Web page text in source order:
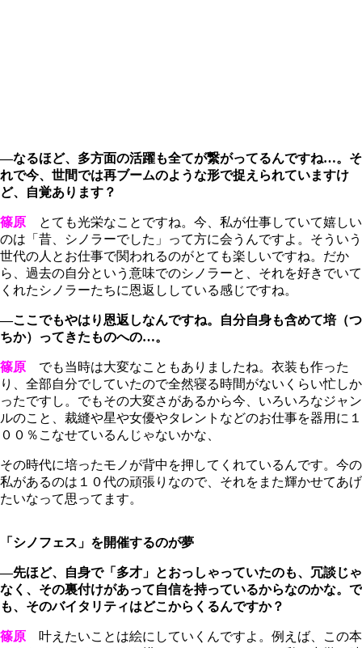
―なるほど、多方面の活躍も全てが繋がってるんですね…。そ
れで今、世間では再ブームのような形で捉えられていますけ
ど、自覚あります？
篠原 とても光栄なことですね。今、私が仕事していて嬉しい
のは「昔、シノラーでした」って方に会うんですよ。そういう
世代の人とお仕事で関われるのがとても楽しいですね。だか
ら、過去の自分という意味でのシノラーと、それを好きでいて
くれたシノラーたちに恩返ししている感じですね。
―ここでもやはり恩返しなんですね。自分自身も含めて培（つ
ちか）ってきたものへの…。
篠原 でも当時は大変なこともありましたね。衣装も作った
り、全部自分でしていたので全然寝る時間がないくらい忙しか
ったですし。でもその大変さがあるから今、いろいろなジャン
ルのこと、裁縫や星や女優やタレントなどのお仕事を器用に１
００％こなせているんじゃないかな、
その時代に培ったモノが背中を押してくれているんです。今の
私があるのは１０代の頑張りなので、それをまた輝かせてあげ
たいなって思ってます。
「シノフェス」を開催するのが夢
―先ほど、自身で「多才」とおっしゃっていたのも、冗談じゃ
なく、その裏付けがあって自信を持っているからなのかな。で
も、そのバイタリティはどこからくるんですか？
篠原 叶えたいことは絵にしていくんですよ。例えば、この本